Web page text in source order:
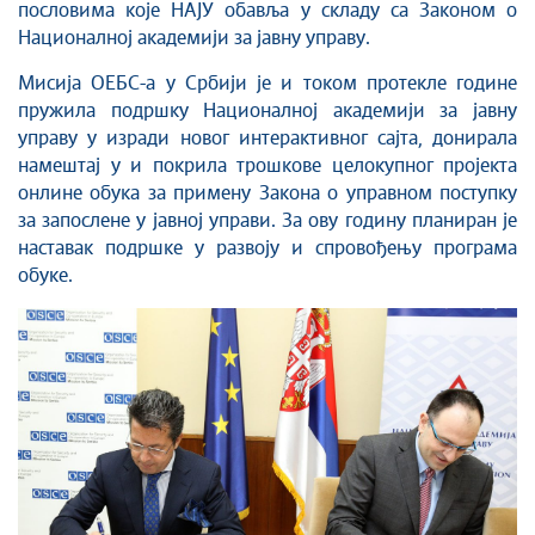
пословима које НАЈУ обавља у складу са Законом о
Националној академији за јавну управу.
Мисија ОЕБС-а у Србији је и током протекле године
пружила подршку Националној академији за јавну
управу у изради новог интерактивног сајта, донирала
намештај у и покрила трошкове целокупног пројекта
онлине обука за примену Закона о управном поступку
за запослене у јавној управи. За ову годину планиран је
наставак подршке у развоју и спровођењу програма
обуке.